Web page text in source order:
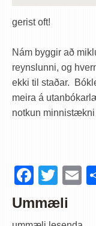
gerist oft!
Nám byggir að
reynslunni, og
ekki til staðar.
meira á
notkun
Ummæli